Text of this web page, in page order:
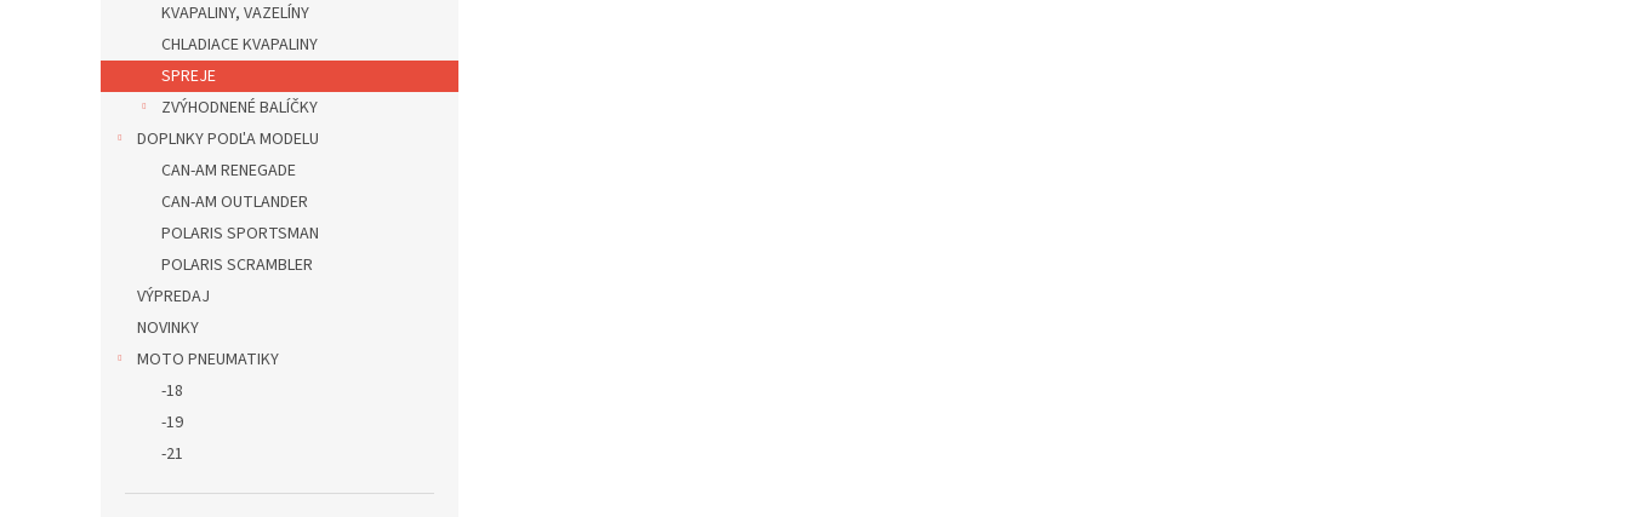
KVAPALINY, VAZELÍNY
CHLADIACE KVAPALINY
SPREJE
ZVÝHODNENÉ BALÍČKY
DOPLNKY PODĽA MODELU
CAN-AM RENEGADE
CAN-AM OUTLANDER
POLARIS SPORTSMAN
POLARIS SCRAMBLER
VÝPREDAJ
NOVINKY
MOTO PNEUMATIKY
-18
-19
-21